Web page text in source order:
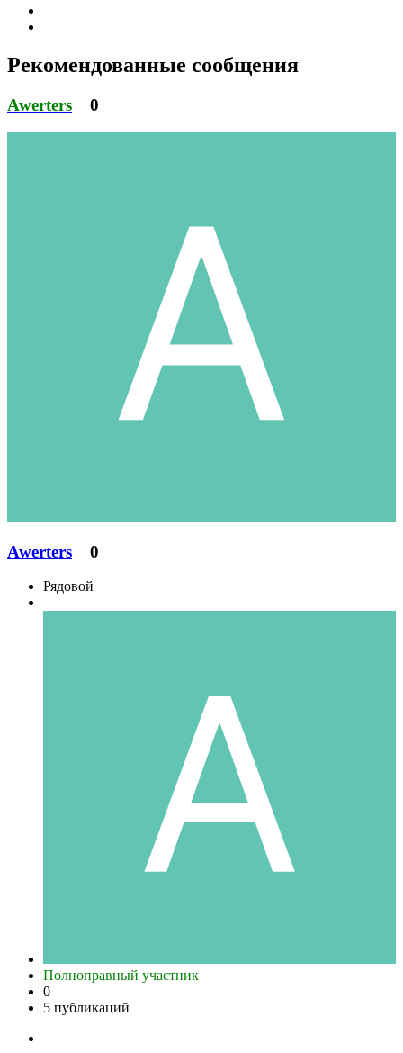
Рекомендованные сообщения
Awerters 0
Awerters 0
Рядовой
Полноправный участник
0
5 публикаций